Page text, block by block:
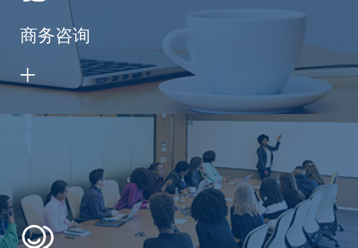
商务咨询